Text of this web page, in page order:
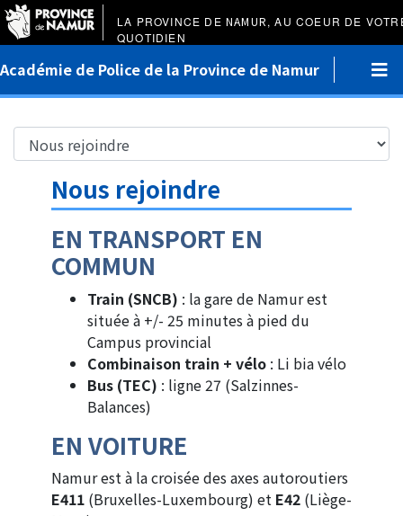
LA PROVINCE DE NAMUR, AU COEUR DE
QUOTIDIEN
Académie de Police de la Province de Namur
Nous rejoindre
EN TRANSPORT EN
COMMUN
Train (SNCB) : la gare de Namur est
située à +/- 25 minutes à pied du
Campus provincial
Combinaison train + vélo: Li bia vélo
Bus (TEC) : ligne 27 (Salzinnes-
Balances)
EN VOITURE
Namur est à la croisée des axes autoroutiers
E411(Bruxelles-Luxembourg) et E42(Liège-